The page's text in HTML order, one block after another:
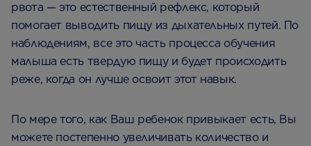
рвота — это естественный рефлекс, который
помогает выводить пищу из дыхательных путей. По
наблюдениям, все это часть процесса обучения
малыша есть твердую пищу и будет происходить
реже, когда он лучше освоит этот навык.
По мере того, как Ваш ребенок привыкает есть, Вы
можете постепенно увеличивать количество и